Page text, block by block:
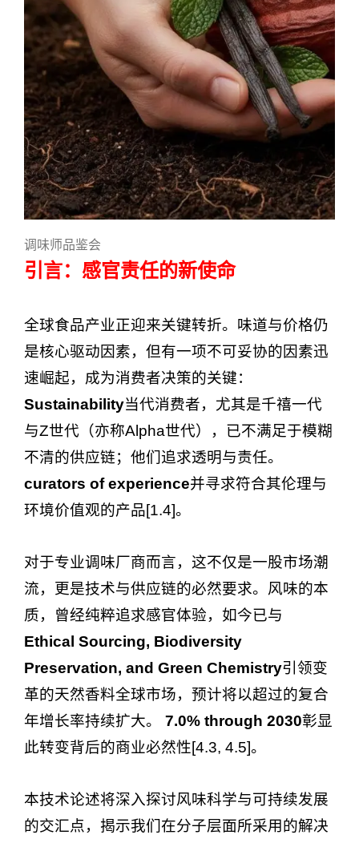
调味师品鉴会
引言：感官责任的新使命
全球食品产业正迎来关键转折。味道与价格仍
是核心驱动因素，但有一项不可妥协的因素迅
速崛起，成为消费者决策的关键：
Sustainability当代消费者，尤其是千禧一代
与Z世代（亦称Alpha世代），已不满足于模糊
不清的供应链；他们追求透明与责任。
curators of experience并寻求符合其伦理与
环境价值观的产品[1.4]。
对于专业调味厂商而言，这不仅是一股市场潮
流，更是技术与供应链的必然要求。风味的本
质，曾经纯粹追求感官体验，如今已与
Ethical Sourcing, Biodiversity
Preservation, and Green Chemistry引领变
革的天然香料全球市场，预计将以超过的复合
年增长率持续扩大。 7.0% through 2030彰显
此转变背后的商业必然性[4.3, 4.5]。
本技术论述将深入探讨风味科学与可持续发展
的交汇点，揭示我们在分子层面所采用的解决